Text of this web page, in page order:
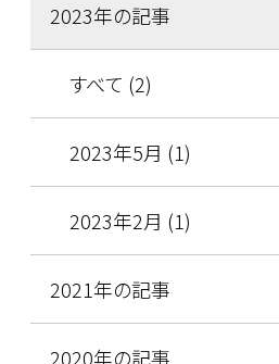
2023年の記事
すべて (2)
2023年5月 (1)
2023年2月 (1)
2021年の記事
2020年の記事